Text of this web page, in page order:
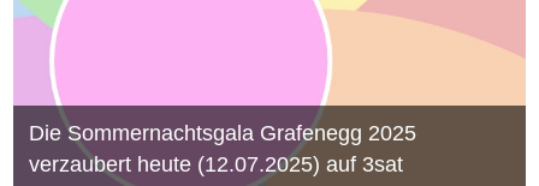
Die Sommernachtsgala Grafenegg 2025
verzaubert heute (12.07.2025) auf 3sat